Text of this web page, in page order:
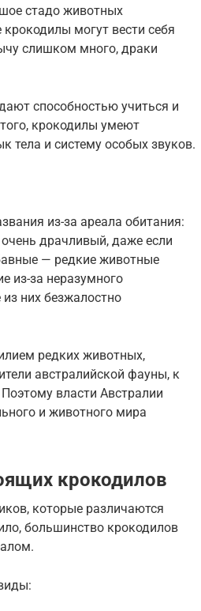
стадо животных
крокодилы могут вести себя
слишком много, драки
способностью учиться и
крокодилы умеют
тела и систему особых звуков.
из-за ареала обитания:
драчливый, даже если
— редкие животные
из-за неразумного
них безжалостно
редких животных,
австралийской фауны, к
власти Австралии
и животного мира
крокодилов
которые различаются
большинство крокодилов